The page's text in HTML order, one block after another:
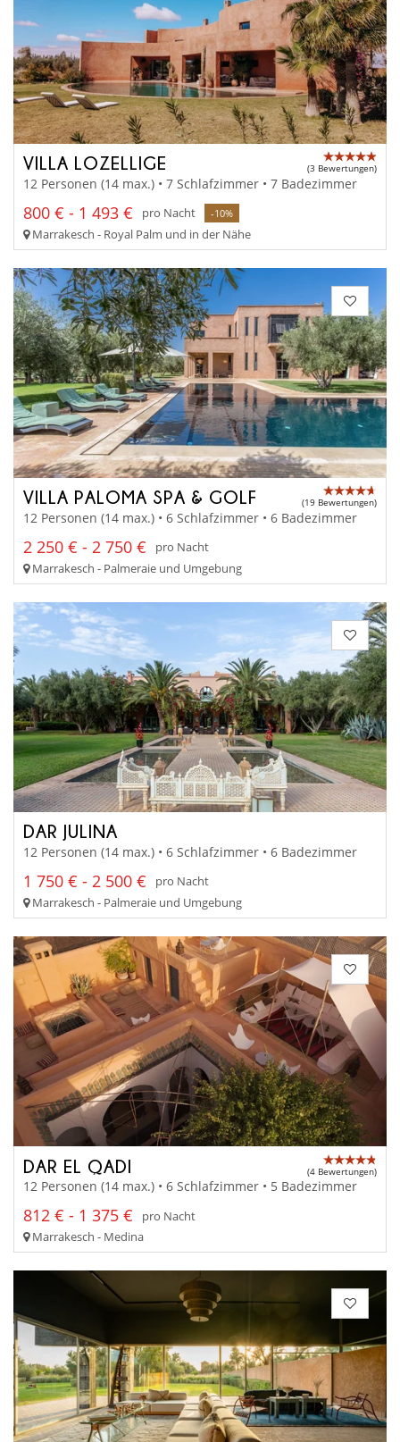
VILLA LOZELLIGE (3 Bewertungen)
12 Personen (14 max.) • 7 Schlafzimmer • 7 Badezimmer
800 € - 1 493 € pro Nacht -10%
Marrakesch - Royal Palm und in der Nähe
VILLA PALOMA SPA & GOLF (19 Bewertungen)
12 Personen (14 max.) • 6 Schlafzimmer • 6 Badezimmer
2 250 € - 2 750 €
pro Nacht
Marrakesch - Palmeraie und Umgebung
DAR JULINA
12 Personen (14 max.) • 6 Schlafzimmer • 6 Badezimmer
1 750 € - 2 500 €
pro Nacht
Marrakesch - Palmeraie und Umgebung
DAR EL QADI (4 Bewertungen)
12 Personen (14 max.) • 6 Schlafzimmer • 5 Badezimmer
812 € - 1 375 €
pro Nacht
Marrakesch - Medina